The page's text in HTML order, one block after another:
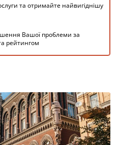
та отримайте найвигіднішу
Вашої проблеми за
рейтингом